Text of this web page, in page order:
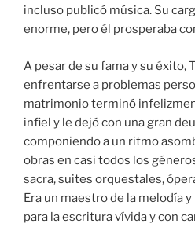
incluso publicó música. Su
enorme, pero él prosperaba
A pesar de su fama y su éxito,
enfrentarse a problemas
matrimonio terminó
infiel y le dejó con una gran
componiendo a un ritmo
obras en casi todos los
sacra, suites orquestales,
Era un maestro de la melodía
para la escritura vívida y con